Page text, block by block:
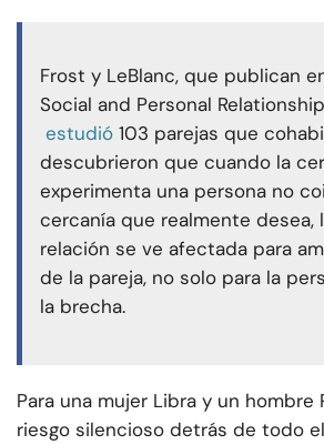
Frost y LeBlanc, que publican
Social and Personal
estudió 103 parejas que
descubrieron que cuando la
experimenta una persona no
cercanía que realmente desea,
relación se ve afectada para
de la pareja, no solo para la
la brecha.
Para una mujer Libra y un hombre
riesgo silencioso detrás de todo